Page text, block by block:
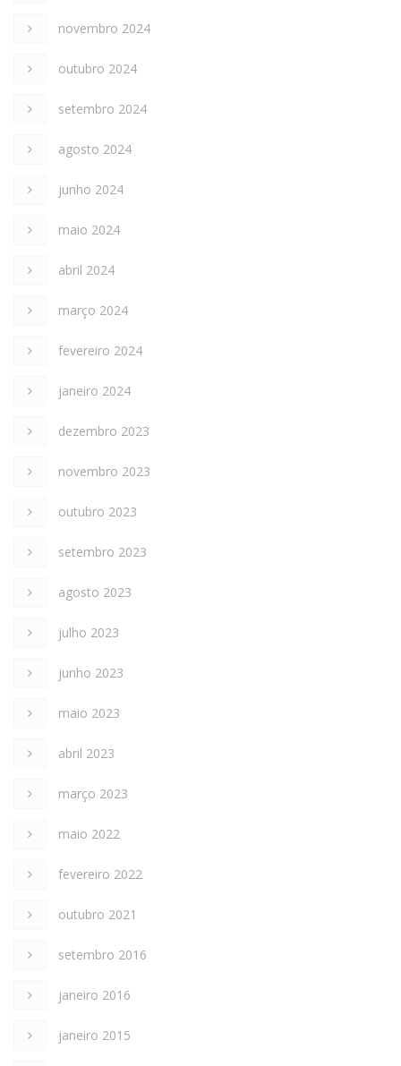
novembro 2024
outubro 2024
setembro 2024
agosto 2024
junho 2024
maio 2024
abril 2024
março 2024
fevereiro 2024
janeiro 2024
dezembro 2023
novembro 2023
outubro 2023
setembro 2023
agosto 2023
julho 2023
junho 2023
maio 2023
abril 2023
março 2023
maio 2022
fevereiro 2022
outubro 2021
setembro 2016
janeiro 2016
janeiro 2015